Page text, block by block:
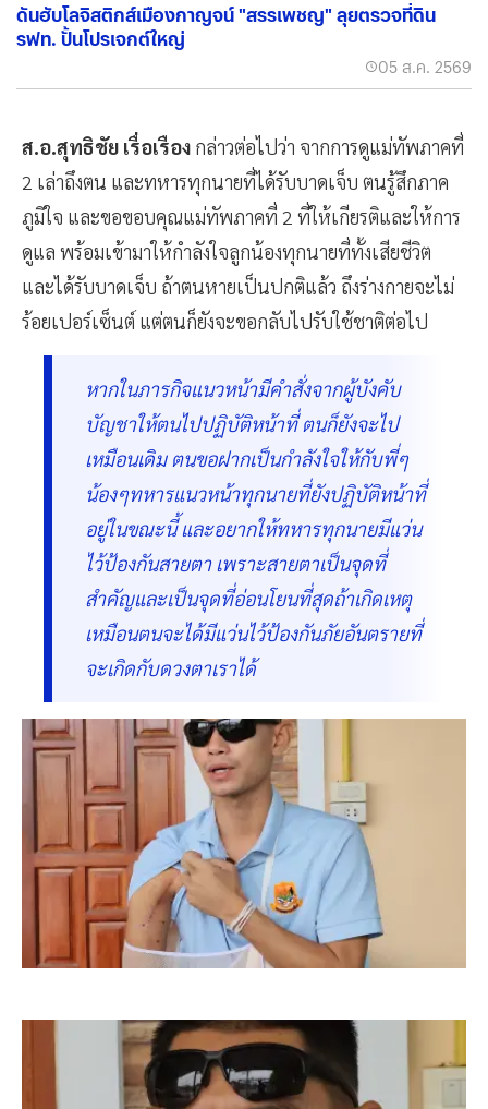
ดันฮับโลจิสติกส์เมืองกาญจน์ "สรรเพชญ" ลุยตรวจที่ดิน
รฟท. ปั้นโปรเจกต์ใหญ่
05 ส.ค. 2569
ส.อ.สุทธิชัย เรื่อเรือง กล่าวต่อไปว่า จากการดูแม่ทัพภาคที่
2 เล่าถึงตน และทหารทุกนายที่ได้รับบาดเจ็บ ตนรู้สึกภาค
ภูมิใจ และขอขอบคุณแม่ทัพภาคที่ 2 ที่ให้เกียรติและให้การ
ดูแล พร้อมเข้ามาให้กำลังใจลูกน้องทุกนายที่ทั้งเสียชีวิต
และได้รับบาดเจ็บ ถ้าตนหายเป็นปกติแล้ว ถึงร่างกายจะไม่
ร้อยเปอร์เซ็นต์ แต่ตนก็ยังจะขอกลับไปรับใช้ชาติต่อไป
หากในภารกิจแนวหน้ามีคำสั่งจากผู้บังคับ
บัญชาให้ตนไปปฏิบัติหน้าที่ ตนก็ยังจะไป
เหมือนเดิม ตนขอฝากเป็นกำลังใจให้กับพี่ๆ
น้องๆทหารแนวหน้าทุกนายที่ยังปฏิบัติหน้าที่
อยู่ในขณะนี้ และอยากให้ทหารทุกนายมีแว่น
ไว้ป้องกันสายตา เพราะสายตาเป็นจุดที่
สำคัญและเป็นจุดที่อ่อนโยนที่สุดถ้าเกิดเหตุ
เหมือนตนจะได้มีแว่นไว้ป้องกันภัยอันตรายที่
จะเกิดกับดวงตาเราได้